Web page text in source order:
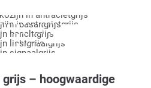
in antracietgrijs
basaltgrijs
lichtgrijs
signaalgrijs
– hoogwaardige